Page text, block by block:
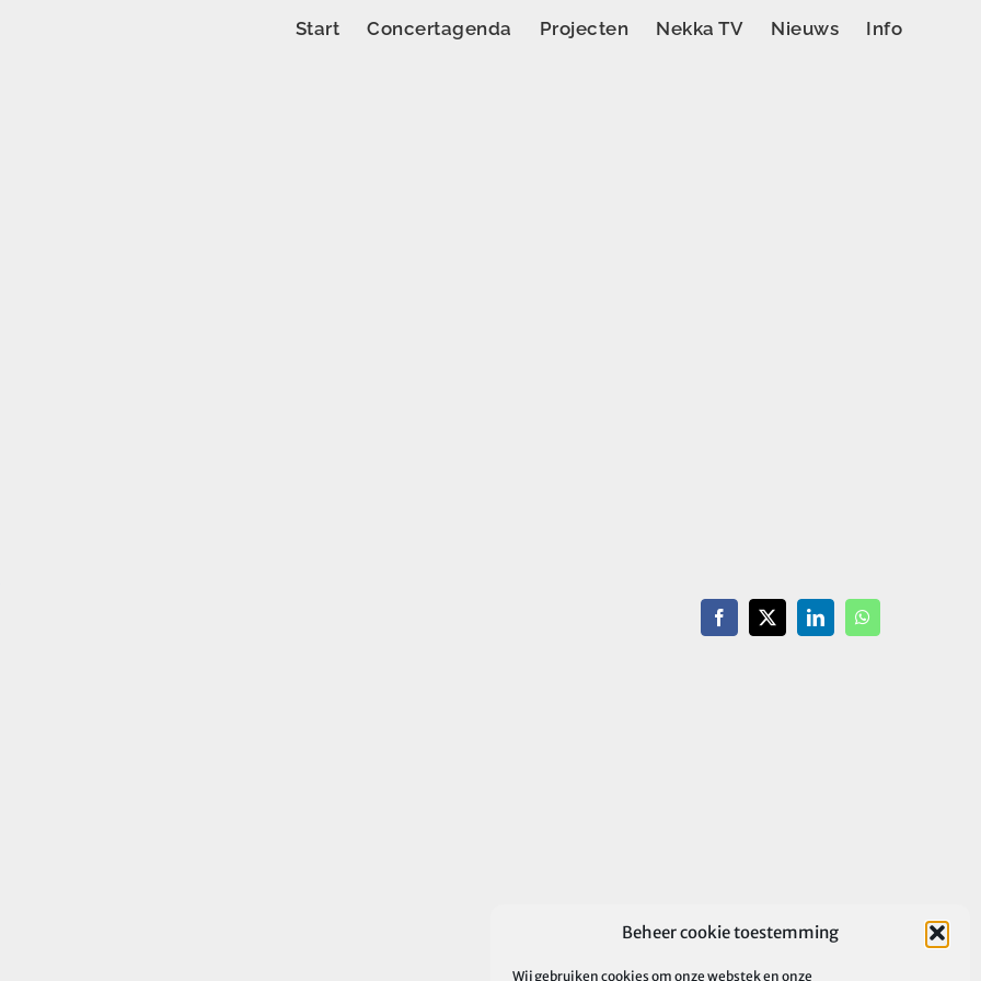
Beheer cookie toestemming
Wij gebruiken cookies om onze webstek en onze
Start Concertagenda Projecten Nekka TV Nieuws Info
Facebook
X LinkedInWhatsApp